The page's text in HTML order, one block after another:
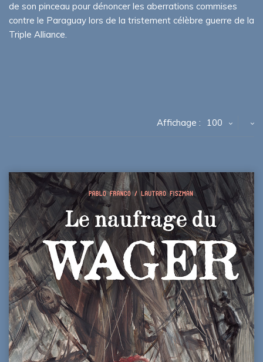
de son pinceau pour dénoncer les aberrations commises
contre le Paraguay lors de la tristement célèbre guerre de la
Triple Alliance.
Affichage : 100